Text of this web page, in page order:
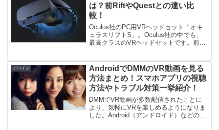
は？前RiftやQuestとの違い比
較！
Oculus社のPC用VRヘッドセット「オキ
ュラスリフトS」。Oculus社の中でも、
最高クラスのVRヘッドセットです。前モ
うになっています。オキュラスリフトSは
前モデ...
デバイス
AndroidでDMMのVR動画を見る
方法まとめ！スマホアプリの視聴
方法やトラブル対策一挙紹介！
DMMでVR動画が多数配信されたことに
より、気軽にVRを楽しめるようになりま
した。Android（アンドロイド）などのス